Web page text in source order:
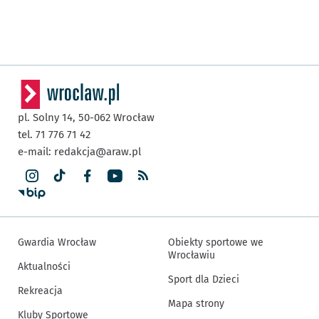
pl. Solny 14, 50-062 Wrocław
tel. 71 776 71 42
e-mail: redakcja@araw.pl
Gwardia Wrocław
Aktualności
Rekreacja
Kluby Sportowe
Obiekty sportowe we
Wrocławiu
Sport dla Dzieci
Mapa strony